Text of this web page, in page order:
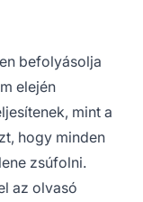
befolyásolja
elején
mint a
hogy minden
zsúfolni.
az olvasó